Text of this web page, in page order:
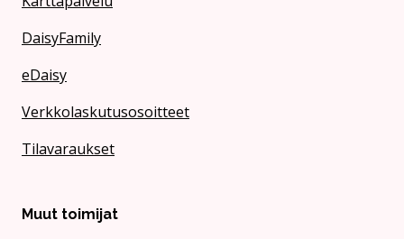
DaisyFamily
eDaisy
Verkkolaskutusosoitteet
Tilavaraukset
Muut toimijat